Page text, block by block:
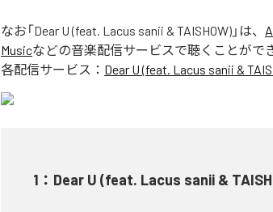
なお「Dear U (feat. Lacus sanii & TAISHOW) 」は、
Musicなどの音楽配信サービスで聴くことがで
各配信サービス： Dear U (feat. Lacus sanii &
1 ： Dear U (feat. Lacus sanii &